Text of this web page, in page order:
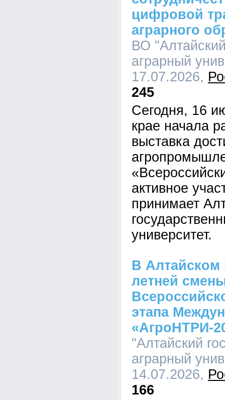
цифровой
аграрного
ВО
аграрный
17.07.2026,
245
Сегодня, 16
крае начала
выставка
активное
принимает
университет.
В Алтайском
летней
этапа
«АгроНТРИ-
"Алтайский
аграрный
14.07.2026,
166